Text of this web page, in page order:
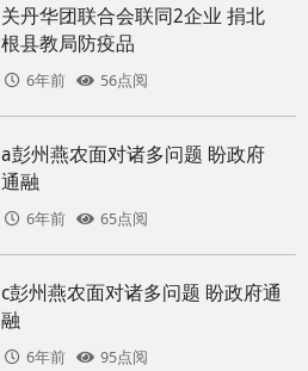
关丹华团联合会联同2企业 捐北
根县教局防疫品
6年前 56点阅
a彭州燕农面对诸多问题 盼政府
通融
6年前 65点阅
c彭州燕农面对诸多问题 盼政府通
融
6年前 95点阅